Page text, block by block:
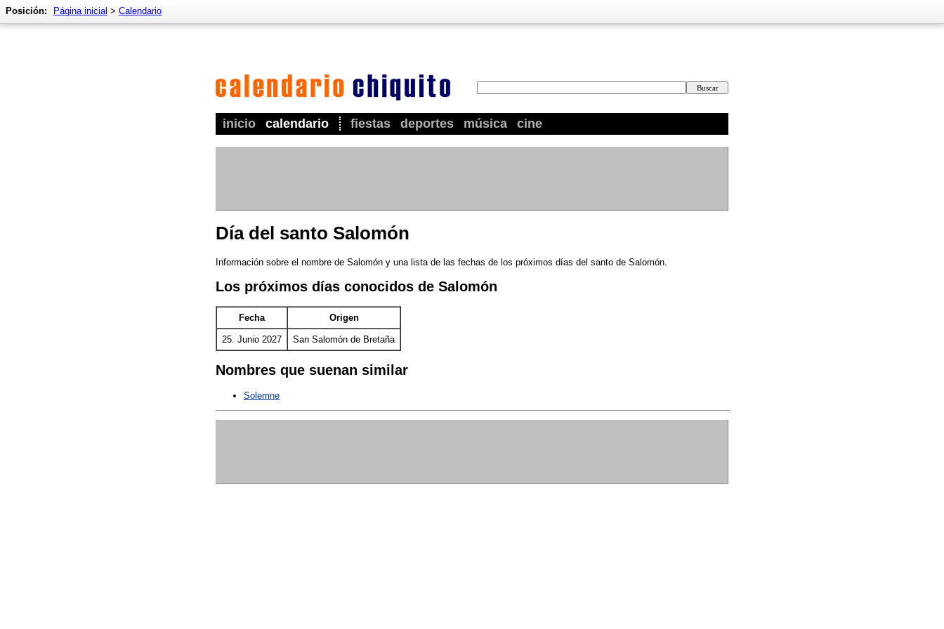
inicio calendario fiestas deportes música cine
Posición: Página inicial > Calendario
Día del santo Salomón
Información sobre el nombre de Salomón y una lista de las fechas de los próximos días del santo de Salomón.
Los próximos días conocidos de Salomón
Fecha Origen
25. Junio 2027 San Salomón de Bretaña
Nombres que suenan similar
Solemne